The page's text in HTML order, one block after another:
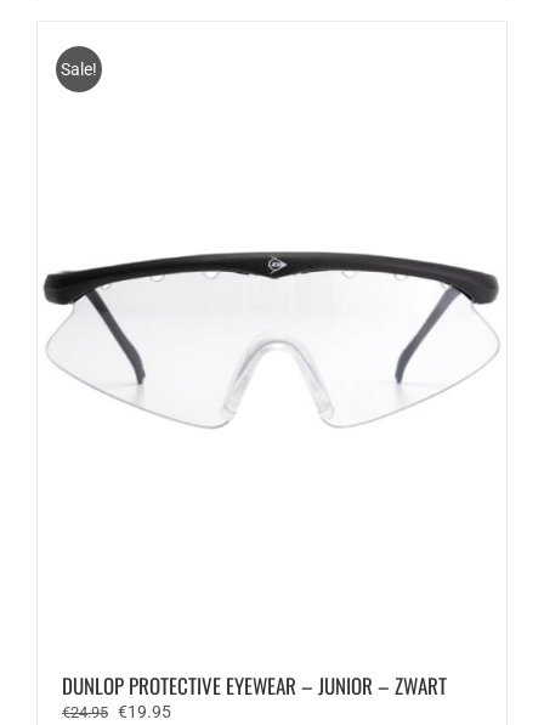
Sale!
DUNLOP PROTECTIVE EYEWEAR – JUNIOR – ZWART
€24.95 Oorspronkelijke
€19.95Huidige